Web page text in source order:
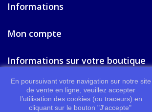
Informations
Mon compte
Informations sur votre boutique
En poursuivant votre navigation sur notre site
de vente en ligne, veuillez accepter
l’utilisation des cookies (ou traceurs) en
cliquant sur le bouton "J'accepte"